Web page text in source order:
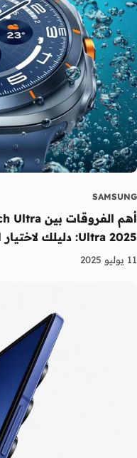
SAMSUNG
Ultra 2025: دليلك لاختيار الساعة الأنسب
11 يوليو 2025